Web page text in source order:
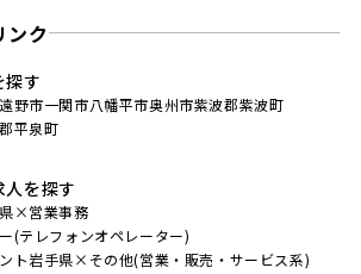
ンク
探す
遠野市一関市八幡平市奥州市紫波郡紫波町
平泉町
を探す
×営業事務
(テレフォンオペレーター)
ト岩手県×その他(営業・販売・サービス系)